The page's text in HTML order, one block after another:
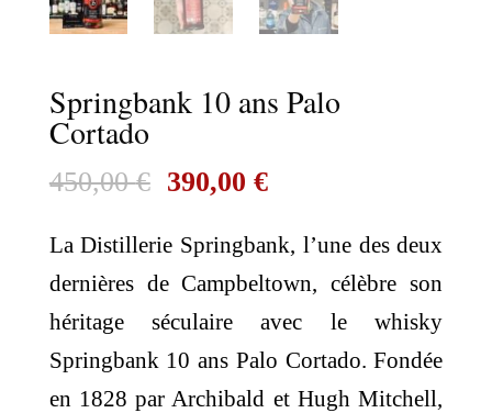
Springbank 10 ans Palo
Cortado
450,00€ Le
initial
était :
450,00 €.
390,00 €Le
actuel
est :
390,00 €.
La Distillerie Springbank, l’une des deux
dernières de Campbeltown, célèbre son
héritage séculaire avec le whisky
Springbank 10 ans Palo Cortado. Fondée
en 1828 par Archibald et Hugh Mitchell,